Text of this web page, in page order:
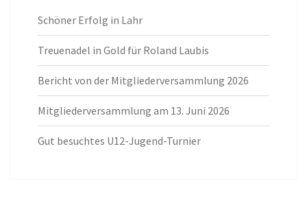
Schöner Erfolg in Lahr
Treuenadel in Gold für Roland Laubis
Bericht von der Mitgliederversammlung 2026
Mitgliederversammlung am 13. Juni 2026
Gut besuchtes U12-Jugend-Turnier